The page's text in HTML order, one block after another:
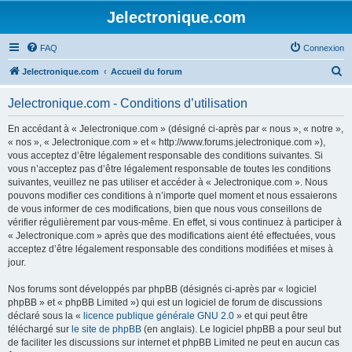
Jelectronique.com
FAQ Connexion
Jelectronique.com Accueil du forum
Jelectronique.com - Conditions d’utilisation
En accédant à « Jelectronique.com » (désigné ci-après par « nous », « notre »,
« nos », « Jelectronique.com » et « http://www.forums.jelectronique.com »),
vous acceptez d’être légalement responsable des conditions suivantes. Si
vous n’acceptez pas d’être légalement responsable de toutes les conditions
suivantes, veuillez ne pas utiliser et accéder à « Jelectronique.com ». Nous
pouvons modifier ces conditions à n’importe quel moment et nous essaierons
de vous informer de ces modifications, bien que nous vous conseillons de
vérifier régulièrement par vous-même. En effet, si vous continuez à participer à
« Jelectronique.com » après que des modifications aient été effectuées, vous
acceptez d’être légalement responsable des conditions modifiées et mises à
jour.
Nos forums sont développés par phpBB (désignés ci-après par « logiciel
phpBB » et « phpBB Limited ») qui est un logiciel de forum de discussions
déclaré sous la « licence publique générale GNU 2.0 » et qui peut être
téléchargé sur le site de phpBB (en anglais). Le logiciel phpBB a pour seul but
de faciliter les discussions sur internet et phpBB Limited ne peut en aucun cas